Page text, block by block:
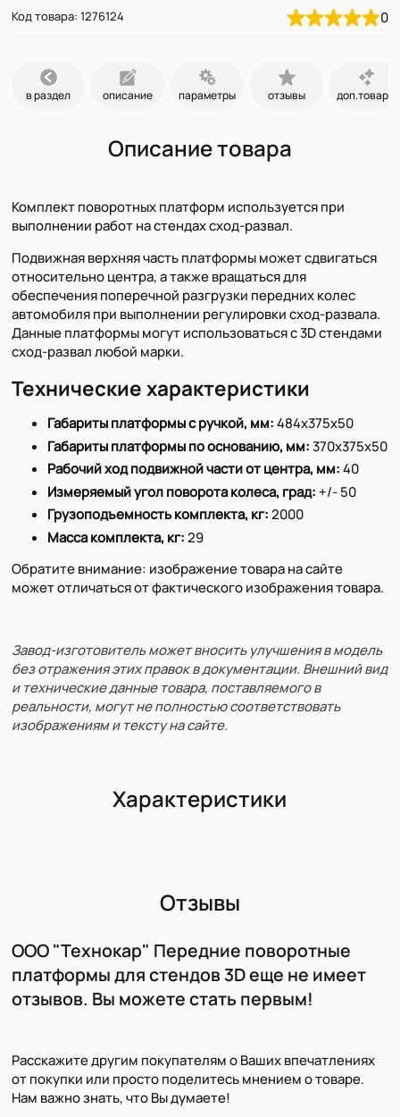
Код товара: 1276124 0
в раздел описание параметры отзывы доп.товары
Описание товара
Комплект поворотных платформ используется при
выполнении работ на стендах сход-развал.
Подвижная верхняя часть платформы может сдвигаться
относительно центра, а также вращаться для
обеспечения поперечной разгрузки передних колес
автомобиля при выполнении регулировки сход-развала.
Данные платформы могут использоваться с 3D стендами
сход-развал любой марки.
Технические характеристики
Габариты платформы с ручкой, мм:484х375х50
Габариты платформы по основанию, мм:370х375х50
Рабочий ход подвижной части от центра, мм:40
Измеряемый угол поворота колеса, град: +/- 50
Грузоподъемность комплекта, кг:2000
Масса комплекта, кг:29
Обратите внимание: изображение товара на сайте
может отличаться от фактического изображения товара.
Завод-изготовитель может вносить улучшения в модель
без отражения этих правок в документации. Внешний вид
и технические данные товара, поставляемого в
реальности, могут не полностью соответствовать
изображениям и тексту на сайте.
Характеристики
Отзывы
ООО "Технокар" Передние поворотные
платформы для стендов 3D еще не имеет
отзывов. Вы можете стать первым!
Расскажите другим покупателям о Ваших впечатлениях
от покупки или просто поделитесь мнением о товаре.
Нам важно знать, что Вы думаете!